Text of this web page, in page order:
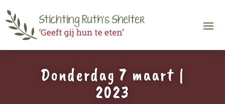
Donderdag 7 maart |
2023